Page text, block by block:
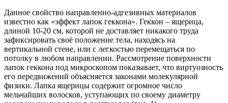
Данное свойство направленно-адгезивных материалов
известно как «эффект лапок геккона». Геккон – ящерица,
длиной 10-20 см, которой не доставляет никакого труда
зафиксировать своё положение тела, находясь на
вертикальной стене, или с легкостью перемещаться по
потолку в любом направлении. Рассмотрение поверхности
лапок геккона под микроскопом показывает, что виртуозность
его передвижений объясняется законами молекулярной
физики. Лапка ящерицы содержит огромное число
мельчайших волосков, уступающих по своему диаметру